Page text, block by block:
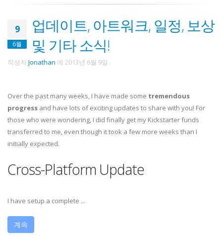
9
6월
업데이트, 아트워크, 일정, 보상
및 기타 소식!
작성자Jonathan 에 2013년 6월 9일 .
Over the past many weeks, I have made some tremendous
progress and have lots of exciting updates to share with you! For
those who were wondering, I did finally get my Kickstarter funds
transferred to me, even though it took a few more weeks than I
initially expected.
Cross-Platform Update
I have setup a complete ...
계속